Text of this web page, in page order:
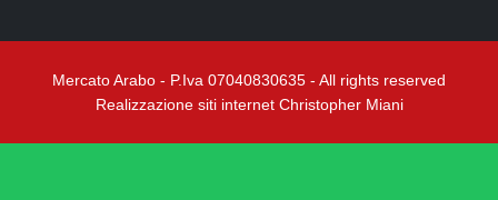
Mercato Arabo - P.Iva 07040830635 - All rights reserved
Realizzazione siti internet Christopher Miani